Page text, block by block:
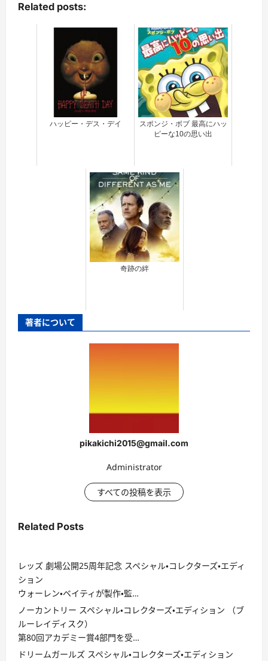
Related posts:
ハッピー・デス・デイ
スポンジ・ボブ 最高にハッ
ピーな10の思い出
奇跡の絆
著者について
pikakichi2015@gmail.com
Administrator
すべての投稿を表示
Related Posts
レッズ 劇場公開25周年記念 スペシャル・コレクターズ・エディ
ション
ウォーレン・ベイティが製作・監…
ノーカントリー スペシャル・コレクターズ・エディション （ブ
ルーレイディスク）
第80回アカデミー賞4部門を受…
ドリームガールズ スペシャル・コレクターズ・エディション